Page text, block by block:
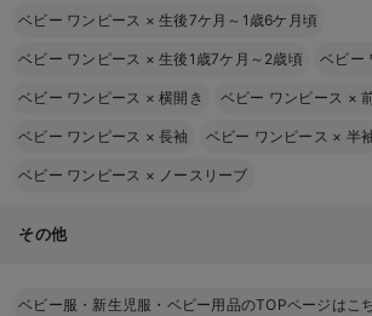
ベビー ワンピース ×生後7ケ月～1歳6ケ月頃
ベビー ワンピース ×生後1歳7ケ月～2歳頃 ベビー
ベビー ワンピース ×横開き ベビー ワンピース ×
ベビー ワンピース ×長袖 ベビー ワンピース × 半
ベビー ワンピース × ノースリーブ
その他
ベビー服・新生児服・ベビー用品のTOPページはこ